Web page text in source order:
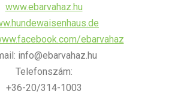
www.ebarvahaz.hu
ebarvahaz
info@ebarvahaz.hu
Telefonszám:
+36-20/314-1003